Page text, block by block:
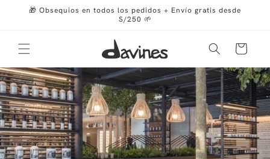
directamente
🎁 Obsequios en todos los pedidos + Envío gratis desde
S/250 🌱
Carrito